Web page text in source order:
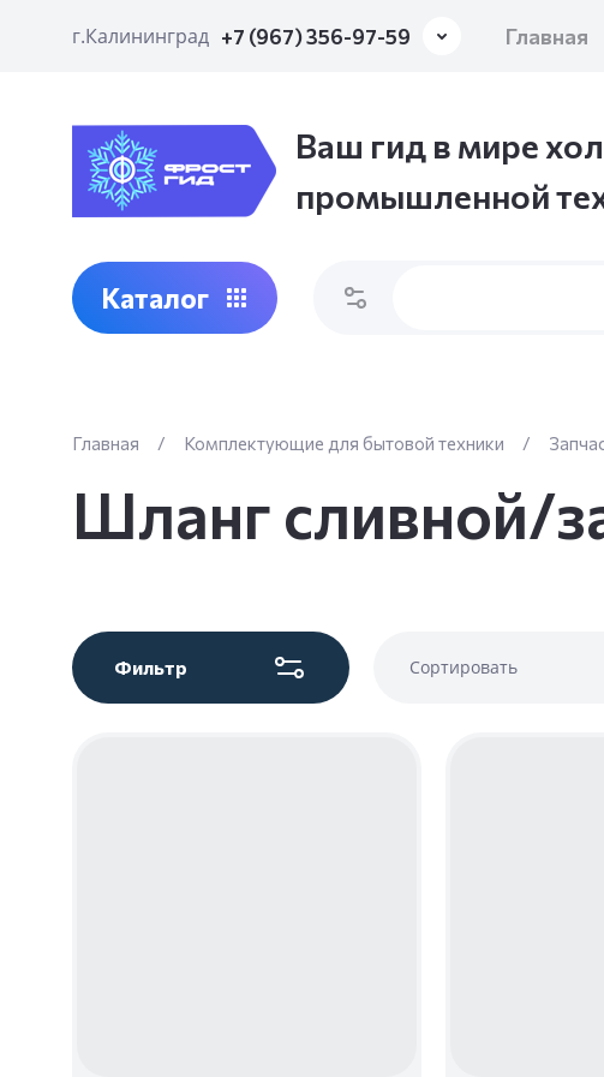
г.Калининград +7 (967) 356-97-59 Главная
Ваш гид в мире
промышленной
Каталог
Главная / Комплектующие для бытовой техники /
Шланг сливной/
Фильтр Сортировать